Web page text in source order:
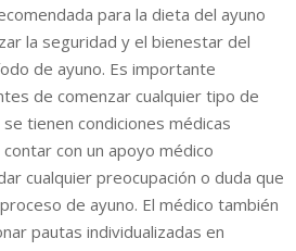
para la dieta del ayuno
la seguridad y el bienestar del
de ayuno. Es importante
de comenzar cualquier tipo de
tienen condiciones médicas
con un apoyo médico
cualquier preocupación o duda que
de ayuno. El médico también
pautas individualizadas en